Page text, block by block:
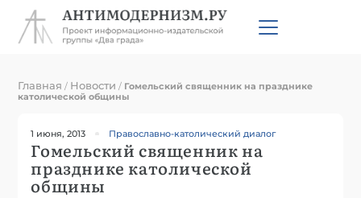
Главная / Новости / Гомельский священник на празднике
католической общины
1 июня, 2013 Православно-католический диалог
Гомельский священник на
празднике католической
общины